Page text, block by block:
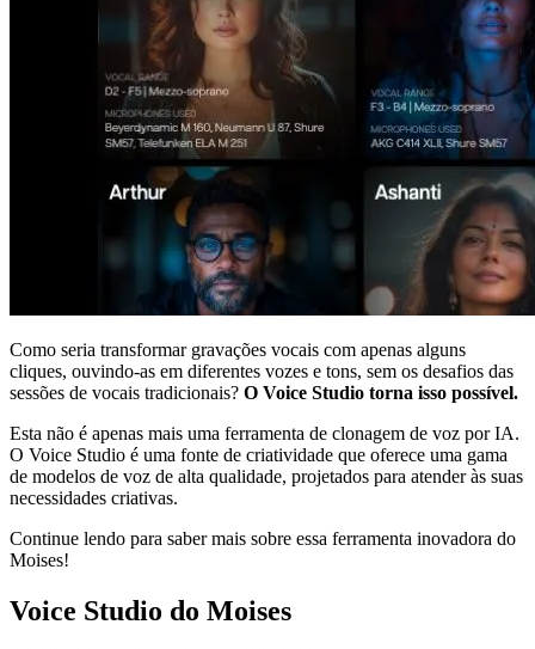
Como seria transformar gravações vocais com apenas alguns
cliques, ouvindo-as em diferentes vozes e tons, sem os desafios das
sessões de vocais tradicionais? O Voice Studio torna isso possível.
Esta não é apenas mais uma ferramenta de clonagem de voz por IA.
O Voice Studio é uma fonte de criatividade que oferece uma gama
de modelos de voz de alta qualidade, projetados para atender às suas
necessidades criativas.
Continue lendo para saber mais sobre essa ferramenta inovadora do
Moises!
Voice Studio do Moises